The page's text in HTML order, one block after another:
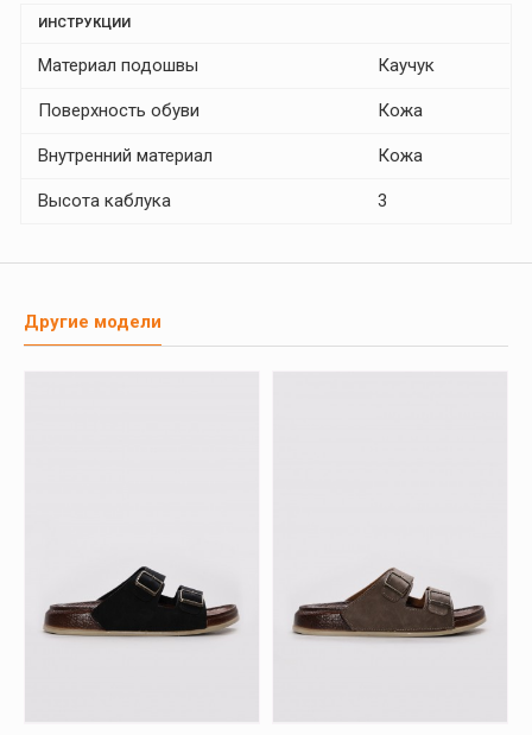
ИНСТРУКЦИИ
Материал подошвы Каучук
Поверхность обуви Кожа
Внутренний материал Кожа
Высота каблука 3
Другие модели